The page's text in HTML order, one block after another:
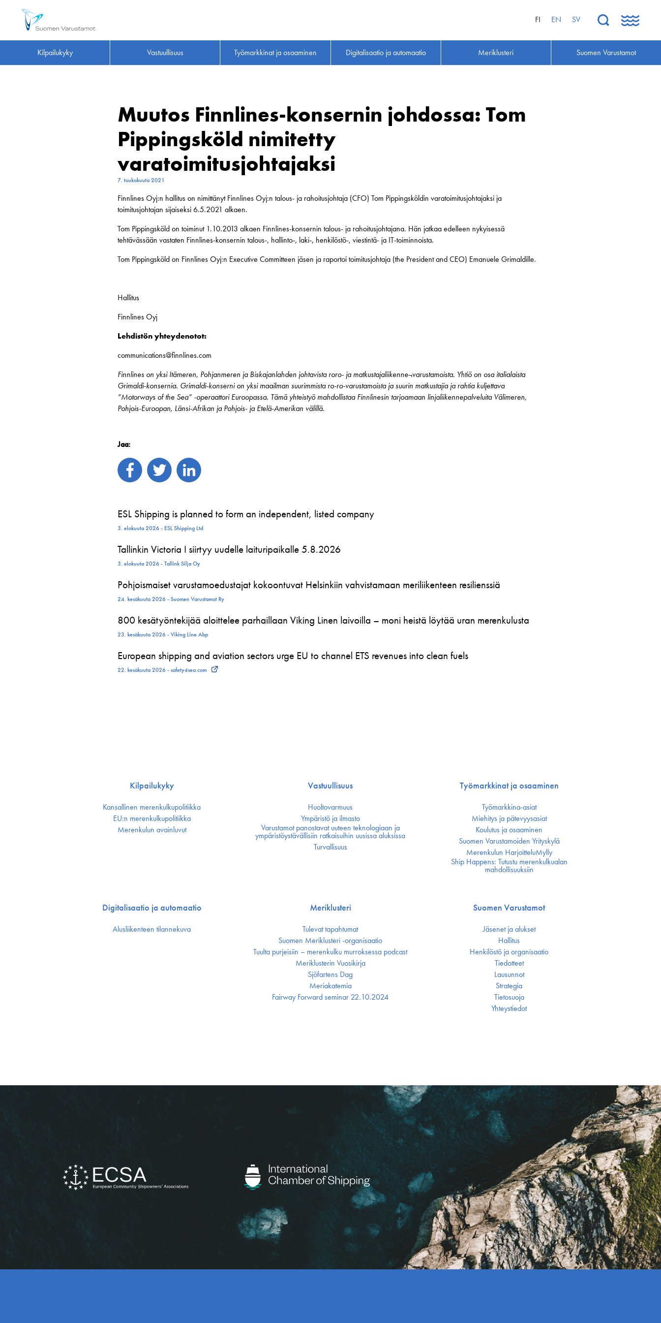
FI EN SV
Kilpailukyky Vastuullisuus Työmarkkinat ja osaaminen Digitalisaatio ja automaatio Meriklusteri Suomen Varustamot
Muutos Finnlines-konsernin johdossa: Tom
Pippingsköld nimitetty
varatoimitusjohtajaksi
7. toukokuuta 2021
Finnlines Oyj:n hallitus on nimittänyt Finnlines Oyj:n talous- ja rahoitusjohtaja (CFO) Tom Pippingsköldin varatoimitusjohtajaksi ja
toimitusjohtajan sijaiseksi 6.5.2021 alkaen.
Tom Pippingsköld on toiminut 1.10.2013 alkaen Finnlines-konsernin talous- ja rahoitusjohtajana. Hän jatkaa edelleen nykyisessä
tehtävässään vastaten Finnlines-konsernin talous-, hallinto-, laki-, henkilöstö-, viestintä- ja IT-toiminnoista.
Tom Pippingsköld on Finnlines Oyj:n Executive Committeen jäsen ja raportoi toimitusjohtaja (the President and CEO) Emanuele Grimaldille.
Hallitus
Finnlines Oyj
Lehdistön yhteydenotot:
communications@finnlines.com
Finnlines on yksi Itämeren, Pohjanmeren ja Biskajanlahden johtavista roro- ja matkustajaliikenne¬varustamoista. Yhtiö on osa italialaista
Grimaldi-konsernia. Grimaldi-konserni on yksi maailman suurimmista ro-ro-varustamoista ja suurin matkustajia ja rahtia kuljettava
”Motorways of the Sea” -operaattori Euroopassa. Tämä yhteistyö mahdollistaa Finnlinesin tarjoamaan linjaliikennepalveluita Välimeren,
Pohjois-Euroopan, Länsi-Afrikan ja Pohjois- ja Etelä-Amerikan välillä.
Jaa:
ESL Shipping is planned to form an independent, listed company
3. elokuuta 2026 - ESL Shipping Ltd
Tallinkin Victoria I siirtyy uudelle laituripaikalle 5.8.2026
3. elokuuta 2026 - Tallink Silja Oy
Pohjoismaiset varustamoedustajat kokoontuvat Helsinkiin vahvistamaan meriliikenteen resilienssiä
24. kesäkuuta 2026 - Suomen Varustamot Ry
800 kesätyöntekijää aloittelee parhaillaan Viking Linen laivoilla – moni heistä löytää uran merenkulusta
23. kesäkuuta 2026 - Viking Line Abp
European shipping and aviation sectors urge EU to channel ETS revenues into clean fuels
22. kesäkuuta 2026 - safety4sea.com
Kilpailukyky
Kansallinen merenkulku­politiikka
EU:n merenkulku­politiikka
Merenkulun avainluvut
Vastuullisuus
Huoltovarmuus
Ympäristö ja ilmasto
Varustamot panostavat uuteen teknologiaan ja
ympäristöystävällisiin ratkaisuihin uusissa aluksissa
Turvallisuus
Työmarkkinat ja osaaminen
Työmarkkina-asiat
Miehitys ja pätevyys­asiat
Koulutus ja osaaminen
Suomen Varustamoiden Yrityskylä
Merenkulun HarjoitteluMylly
Ship Happens: Tutustu merenkulkualan
mahdollisuuksiin
Digitalisaatio ja automaatio
Alusliikenteen tilannekuva
Meriklusteri
Tulevat tapahtumat
Suomen Meriklusteri -organisaatio
Tuulta purjeisiin – merenkulku murroksessa podcast
Meriklusterin Vuosikirja
Sjöfartens Dag
Meriakatemia
Fairway Forward seminar 22.10.2024
Suomen Varustamot
Jäsenet ja alukset
Hallitus
Henkilöstö ja organisaatio
Tiedotteet
Lausunnot
Strategia
Tietosuoja
Yhteystiedot